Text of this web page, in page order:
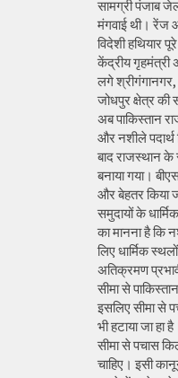
सामग्री पंजाब
मंगवाई थी। रेंज
विदेशी हथियार
केंद्रीय गृहमंत्री
लगे
जोधपुर क्षेत्र की
अब पाकिस्तान
और नशीले पदार्थ
बाद राजस्थान के
बनाया गया।
और बेहतर किया
समुदायों के
का मानना है कि
लिए धार्मिक
अतिक्रमण
सीमा से
इसलिए सीमा से
भी हटाया जा हा
सीमा से पचास
चाहिए। इसी